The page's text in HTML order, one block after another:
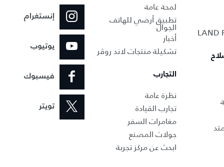
لمحة عامة
تطبيق أرضي للهاتف
الجوال
أخبار
تشكيلة منتجات لاند روڤر
التجارب
نظرة عامة
تجارب القيادة
مغامرات السفر
جولات المصنع
ابحث عن مركز تجربة
إنستغرام
يوتيوب
فيسبوك
تويتر